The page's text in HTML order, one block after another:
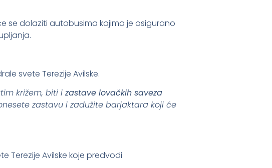
se dolaziti autobusima kojima je osigurano
svete Terezije Avilske.
križem, biti i zastave lovačkih saveza
zastavu i zadužite barjaktara koji će
Terezije Avilske koje predvodi